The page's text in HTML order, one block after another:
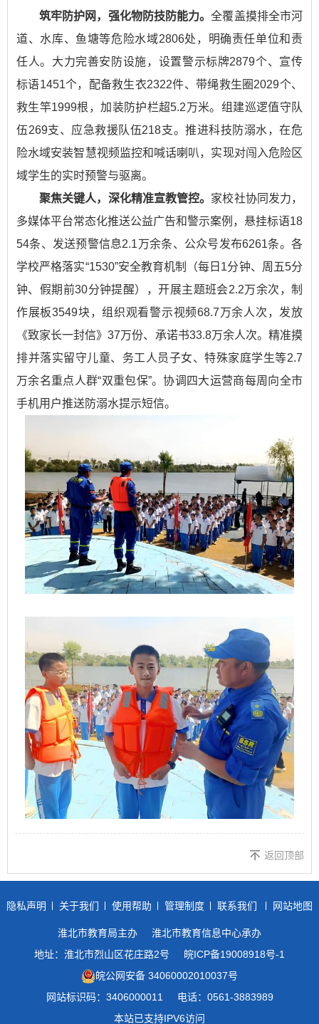
筑牢防护网，强化物防技防能力。全覆盖摸排全市河
道、水库、鱼塘等危险水域2806处，明确责任单位和责
任人。大力完善安防设施，设置警示标牌2879个、宣传
标语1451个，配备救生衣2322件、带绳救生圈2029个、
救生竿1999根，加装防护栏超5.2万米。组建巡逻值守队
伍269支、应急救援队伍218支。推进科技防溺水，在危
险水域安装智慧视频监控和喊话喇叭，实现对闯入危险区
域学生的实时预警与驱离。
聚焦关键人，深化精准宣教管控。 家校社协同发力，
多媒体平台常态化推送公益广告和警示案例，悬挂标语18
54条、发送预警信息2.1万余条、公众号发布6261条。各
学校严格落实“1530”安全教育机制（每日1分钟、周五5分
钟、假期前30分钟提醒），开展主题班会2.2万余次，制
作展板3549块，组织观看警示视频68.7万余人次，发放
《致家长一封信》37万份、承诺书33.8万余人次。精准摸
排并落实留守儿童、务工人员子女、特殊家庭学生等2.7
万余名重点人群“双重包保”。协调四大运营商每周向全市
手机用户推送防溺水提示短信。
返回顶部
隐私声明 关于我们 使用帮助 管理制度 联系我们 网站地图
淮北市教育局主办
淮北市教育信息中心承办
地址：淮北市烈山区花庄路2号
皖ICP备19008918号-1
皖公网安备 34060002010037号
网站标识码：3406000011
电话：0561-3883989
本站已支持IPV6访问